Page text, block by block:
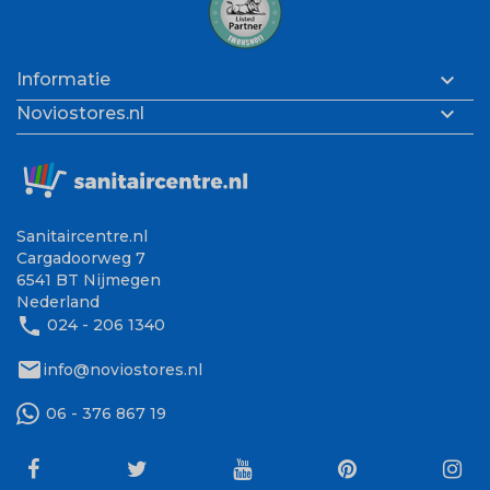
Informatie 
Noviostores.nl 
Sanitaircentre.nl
Cargadoorweg 7
6541 BT Nijmegen
Nederland
phone 024 - 206 1340
mailinfo@noviostores.nl
06 - 376 867 19